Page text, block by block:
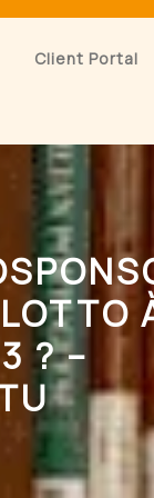
Client Portal
? –